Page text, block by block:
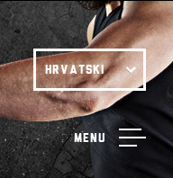
HRVATSKI
Menu